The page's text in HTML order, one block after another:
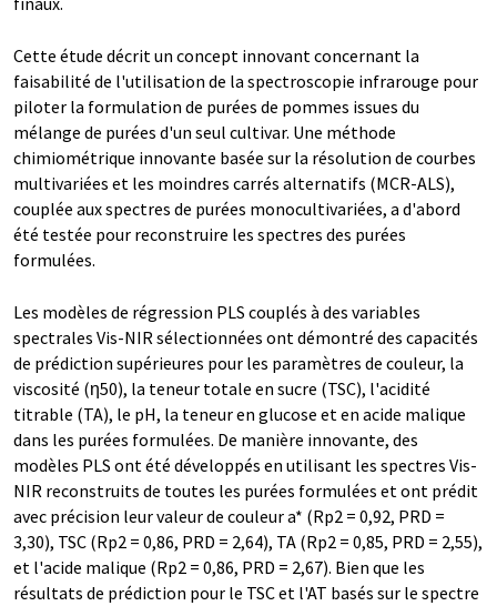
Cette étude décrit un concept innovant concernant la
faisabilité de l'utilisation de la spectroscopie infrarouge pour
piloter la formulation de purées de pommes issues du
mélange de purées d'un seul cultivar. Une méthode
chimiométrique innovante basée sur la résolution de courbes
multivariées et les moindres carrés alternatifs (MCR-ALS),
couplée aux spectres de purées monocultivariées, a d'abord
été testée pour reconstruire les spectres des purées
formulées.
Les modèles de régression PLS couplés à des variables
spectrales Vis-NIR sélectionnées ont démontré des capacités
de prédiction supérieures pour les paramètres de couleur, la
viscosité (η50), la teneur totale en sucre (TSC), l'acidité
titrable (TA), le pH, la teneur en glucose et en acide malique
dans les purées formulées. De manière innovante, des
modèles PLS ont été développés en utilisant les spectres Vis-
NIR reconstruits de toutes les purées formulées et ont prédit
avec précision leur valeur de couleur a* (Rp2 = 0,92, PRD =
3,30), TSC (Rp2 = 0,86, PRD = 2,64), TA (Rp2 = 0,85, PRD = 2,55),
et l'acide malique (Rp2 = 0,86, PRD = 2,67). Bien que les
résultats de prédiction pour le TSC et l'AT basés sur le spectre